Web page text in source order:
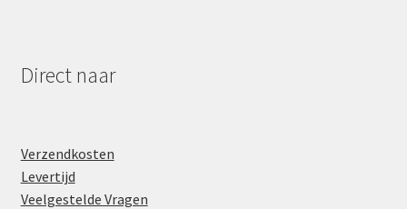
Direct naar
Verzendkosten
Levertijd
Veelgestelde Vragen